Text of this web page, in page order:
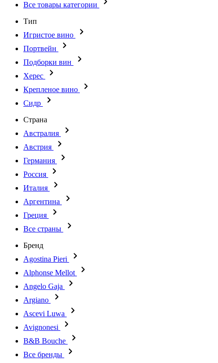
Все товары категории
Тип
Игристое вино
Портвейн
Подборки вин
Херес
Крепленое вино
Сидр
Страна
Австралия
Австрия
Германия
Россия
Италия
Аргентина
Греция
Все страны
Бренд
Agostina Pieri
Alphonse Mellot
Angelo Gaja
Argiano
Ascevi Luwa
Avignonesi
B&B Bouche
Все бренды